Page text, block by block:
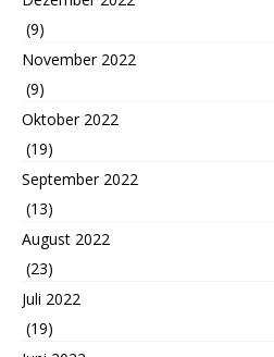
(9)
November 2022
(9)
Oktober 2022
(19)
September 2022
(13)
August 2022
(23)
Juli 2022
(19)